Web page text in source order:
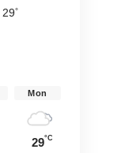
29°
Mon
29°C